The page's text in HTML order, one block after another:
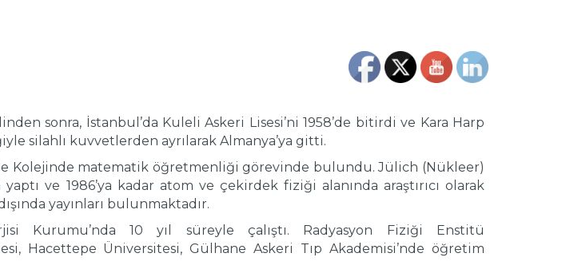
sonra, İstanbul’da Kuleli Askeri Lisesi’ni 1958’de bitirdi ve Kara Harp
silahlı kuvvetlerden ayrılarak Almanya’ya gitti.
Kolejinde matematik öğretmenliği görevinde bulundu. Jülich (Nükleer)
ve 1986’ya kadar atom ve çekirdek fiziği alanında araştırıcı olarak
yayınları bulunmaktadır.
Kurumu’nda 10 yıl süreyle çalıştı. Radyasyon Fiziği Enstitü
Hacettepe Üniversitesi, Gülhane Askeri Tıp Akademisi’nde öğretim